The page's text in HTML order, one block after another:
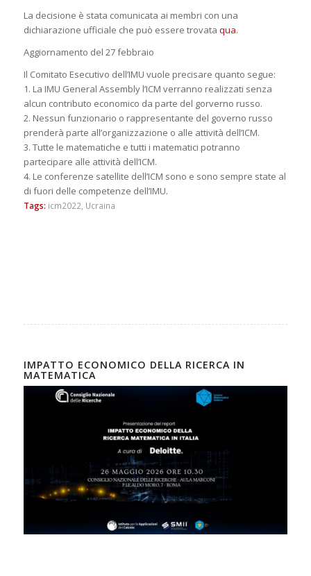
La decisione è stata comunicata ai membri con una
dichiarazione ufficiale che può essere trovata qua.
Aggiornamento del 27 febbraio
Il Comitato Esecutivo dell’IMU vuole precisare quanto segue:
1. La IMU General Assembly l’ICM verranno realizzati senza
alcun contributo economico da parte del gorverno russo.
2. Nessun funzionario o rappresentante del governo russo
prenderà parte all’organizzazione o alle attività dell’ICM.
3. Tutte le matematiche e tutti i matematici potranno
partecipare alle attività dell’ICM.
4. Le conferenze satellite dell’ICM sono e sono sempre state al
di fuori delle competenze dell’IMU.
Tags: icm2022 Ucraina
IMPATTO ECONOMICO DELLA RICERCA IN
MATEMATICA